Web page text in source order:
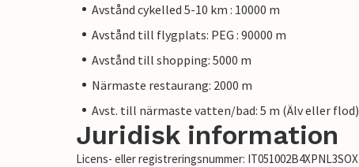
Avstånd cykelled 5-10 km : 10000 m
Avstånd till flygplats: PEG : 90000 m
Avstånd till shopping: 5000 m
Närmaste restaurang: 2000 m
Avst. till närmaste vatten/bad: 5 m (Älv eller flod)
Juridisk information
Licens- eller registreringsnummer: IT051002B4XPNL3SOX